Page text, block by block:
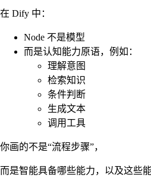
在 Dify 中：
Node 不是模型
而是认知能力原语，例如：
理解意图
检索知识
条件判断
生成文本
调用工具
你画的不是“流程步骤”，
而是智能具备哪些能力，以及这些